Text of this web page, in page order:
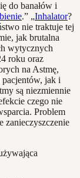
do banałów i
.” „Inhalator?
nie traktuje tej
jak brutalna
wytycznych
roku oraz
na Astmę,
jak i
są niezmiennie
czego nie
Problem
zanieczyszczenie